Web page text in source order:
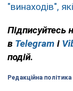
"винаходів",
Підписуйтесь
в Telegram і
подій.
Редакційна політика